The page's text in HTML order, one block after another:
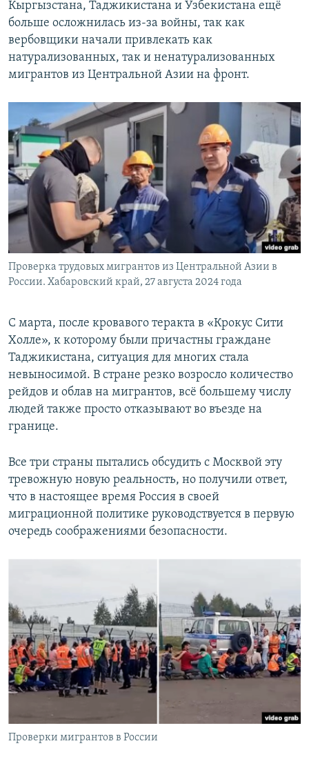
Кыргызстана, Таджикистана и Узбекистана ещё
больше осложнилась из-за войны, так как
вербовщики начали привлекать как
натурализованных, так и ненатурализованных
мигрантов из Центральной Азии на фронт.
Проверка трудовых мигрантов из Центральной Азии в
России. Хабаровский край, 27 августа 2024 года
С марта, после кровавого теракта в «Крокус Сити
Холле», к которому были причастны граждане
Таджикистана, ситуация для многих стала
невыносимой. В стране резко возросло количество
рейдов и облав на мигрантов, всё большему числу
людей также просто отказывают во въезде на
границе.
Все три страны пытались обсудить с Москвой эту
тревожную новую реальность, но получили ответ,
что в настоящее время Россия в своей
миграционной политике руководствуется в первую
очередь соображениями безопасности.
Проверки мигрантов в России